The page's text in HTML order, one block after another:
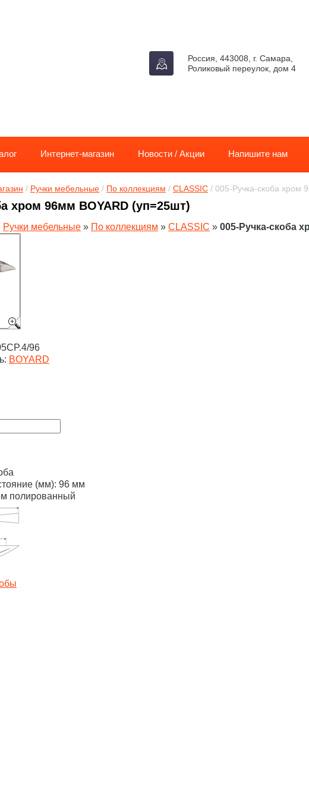
Россия, 443008, г. Самара,
Роликовый переулок, дом 4
Интернет-магазин Новости / Акции Напишите нам
/ Ручки мебельные / По коллекциям / CLASSIC / 005-Ручка-скоба хром
хром 96мм BOYARD (уп=25шт)
Ручки мебельные » По коллекциям » CLASSIC » 005-Ручка-скоба
96
BOYARD
(мм): 96 мм
полированный